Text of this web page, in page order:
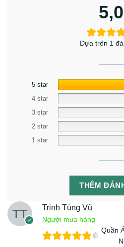
5,0
Dựa trên 1
5 star
4 star
3 star
2 star
1 star
THÊM
Trịnh Tùng Vũ
Người mua hàng
Quần